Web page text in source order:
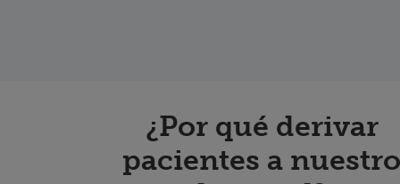
¿Por qué derivar
pacientes a nuestro